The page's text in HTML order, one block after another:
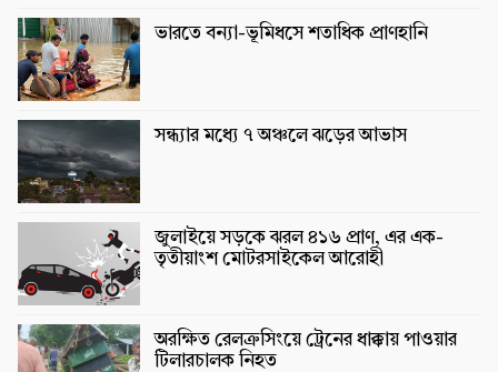
ভারতে বন্যা-ভূমিধসে শতাধিক প্রাণহানি
সন্ধ্যার মধ্যে ৭ অঞ্চলে ঝড়ের আভাস
জুলাইয়ে সড়কে ঝরল ৪১৬ প্রাণ, এর এক-
তৃতীয়াংশ মোটরসাইকেল আরোহী
অরক্ষিত রেলক্রসিংয়ে ট্রেনের ধাক্কায় পাওয়ার
টিলারচালক নিহত